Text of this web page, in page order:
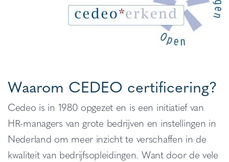
Waarom CEDEO certificering?
Cedeo is in 1980 opgezet en is een initiatief van
HR-managers van grote bedrijven en instellingen in
Nederland om meer inzicht te verschaffen in de
kwaliteit van bedrijfsopleidingen. Want door de vele